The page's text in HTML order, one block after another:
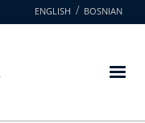
ENGLISH BOSNIAN